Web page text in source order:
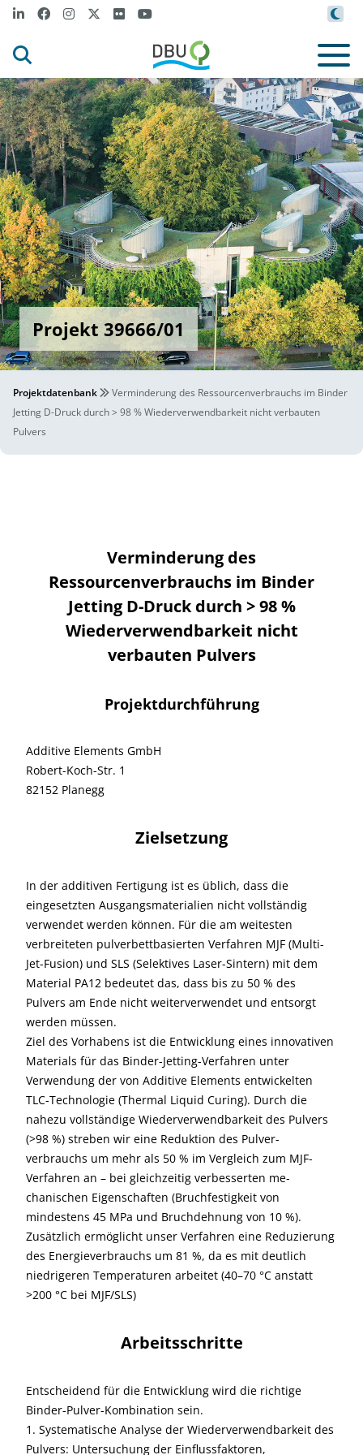
Projekt 39666/01
Projektdatenbank
Verminderung des Ressourcenverbrauchs im Binder
Jetting D-Druck durch > 98 % Wiederverwendbarkeit nicht verbauten
Pulvers
Verminderung des
Ressourcenverbrauchs im Binder
Jetting D-Druck durch > 98 %
Wiederverwendbarkeit nicht
verbauten Pulvers
Projektdurchführung
Additive Elements GmbH
Robert-Koch-Str. 1
82152 Planegg
Zielsetzung
In der additiven Fertigung ist es üblich, dass die
eingesetzten Ausgangsmaterialien nicht vollständig
verwendet werden können. Für die am weitesten
verbreiteten pulverbettbasierten Verfahren MJF (Multi-
Jet-Fusion) und SLS (Selektives Laser-Sintern) mit dem
Material PA12 bedeutet das, dass bis zu 50 % des
Pulvers am Ende nicht weiterverwendet und entsorgt
werden müssen.
Ziel des Vorhabens ist die Entwicklung eines innovativen
Materials für das Binder-Jetting-Verfahren unter
Verwendung der von Additive Elements entwickelten
TLC-Technologie (Thermal Liquid Curing). Durch die
nahezu vollständige Wiederverwendbarkeit des Pulvers
(>98 %) streben wir eine Reduktion des Pulver-
verbrauchs um mehr als 50 % im Vergleich zum MJF-
Verfahren an – bei gleichzeitig verbesserten me-
chanischen Eigenschaften (Bruchfestigkeit von
mindestens 45 MPa und Bruchdehnung von 10 %).
Zusätzlich ermöglicht unser Verfahren eine Reduzierung
des Energieverbrauchs um 81 %, da es mit deutlich
niedrigeren Temperaturen arbeitet (40–70 °C anstatt
>200 °C bei MJF/SLS)
Arbeitsschritte
Entscheidend für die Entwicklung wird die richtige
Binder-Pulver-Kombination sein.
1. Systematische Analyse der Wiederverwendbarkeit des
Pulvers: Untersuchung der Einflussfaktoren,